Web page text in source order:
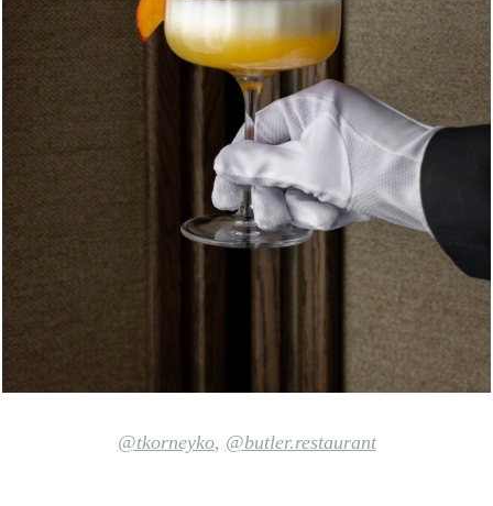
@tkorneyko, @butler.restaurant